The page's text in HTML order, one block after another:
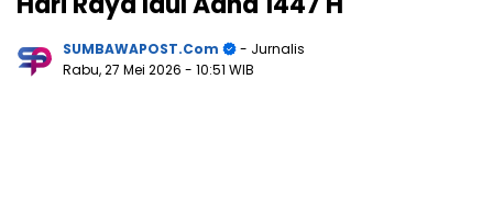
SUMBAWAPOST.com
- Jurnalis
Rabu, 27 Mei 2026 - 10:51 WIB